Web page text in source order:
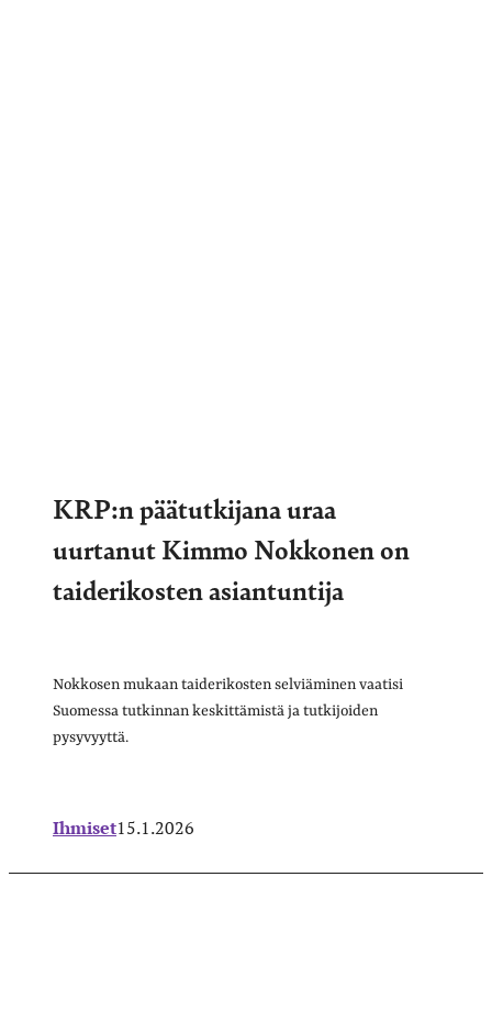
KRP:n päätutkijana uraa
uurtanut Kimmo Nokkonen on
taiderikosten asiantuntija
Nokkosen mukaan taiderikosten selviäminen vaatisi
Suomessa tutkinnan keskittämistä ja tutkijoiden
pysyvyyttä.
Ihmiset15.1.2026